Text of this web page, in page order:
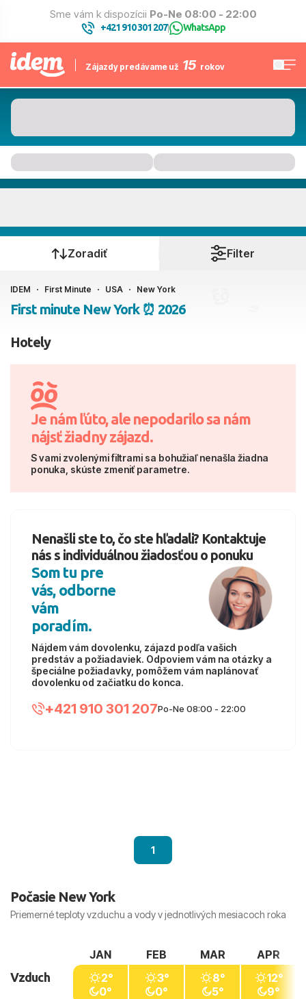
Sme vám k dispozícii Po-Ne 08:00 - 22:00
+421 910 301 207| WhatsApp
Zájazdy predávame už 15 rokov
Kedy cestujete?
Ako cestujete?
2 dospelí, 0 deti
Zoradiť Filter
IDEM First Minute USA New York
First minute New York ⏰ 2026
Hotely
Je nám ľúto, ale nepodarilo sa nám
nájsť žiadny zájazd.
S vami zvolenými filtrami sa bohužiaľ nenašla žiadna
ponuka, skúste zmeniť parametre.
Nenašli ste to, čo ste hľadali? Kontaktuje
nás s individuálnou žiadosťou o ponuku
Som tu pre
vás, odborne
vám
poradím.
Nájdem vám dovolenku, zájazd podľa vašich
predstáv a požiadaviek. Odpoviem vám na otázky a
špeciálne požiadavky, pomôžem vám naplánovať
dovolenku od začiatku do konca.
+421 910 301 207Po-Ne 08:00 - 22:00
1
Počasie New York
Priemerné teploty vzduchu a vody v jednotlivých mesiacoch roka
Vzduch
JAN
2°
0°
FEB
3°
0°
MAR
8°
5°
APR
12°
9°